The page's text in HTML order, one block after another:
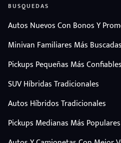
BUSQUEDAS
Autos Nuevos Con Bonos Y
Minivan Familiares Más
Pickups Pequeñas Más Confiables
SUV Híbridas Tradicionales
Autos Híbridos Tradicionales
Pickups Medianas Más Populares